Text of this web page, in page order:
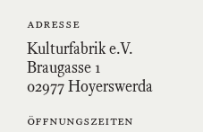
adresse
Kulturfabrik e.V.
Braugasse 1
02977 Hoyerswerda
öffnungszeiten